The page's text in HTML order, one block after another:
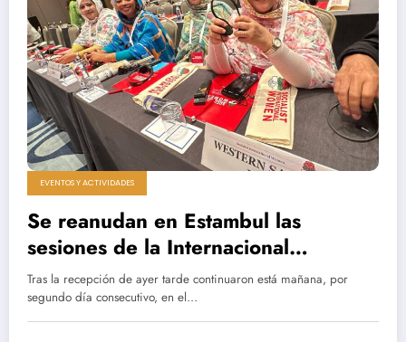
EVENTOS Y ACTIVIDADES
Se reanudan en Estambul las
sesiones de la Internacional
Socialista de Mujeres con la
participación de una delegación del
MSP.
Tras la recepción de ayer tarde continuaron está mañana, por
segundo día consecutivo, en el…